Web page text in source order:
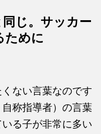
じ。サッカー
ために
ない言葉なのです
称指導者）の言葉
る子が非常に多い